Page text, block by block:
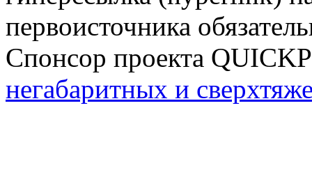
первоисточника
Спонсор проекта
негабаритных и